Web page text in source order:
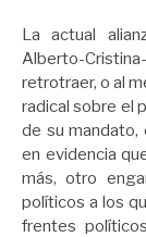
La actual
Alberto-
retrotraer, o al
radical sobre el
de su mandato,
en evidencia
más, otro
políticos a los
frentes